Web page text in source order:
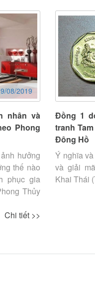
08/2019
nhân và
Phong
hưởng
thế nào
phục gia
Thủy
Chi tiết >>
Đồng 1
tranh
Đông Hồ
Ý nghĩa
và giải
Khai Thái